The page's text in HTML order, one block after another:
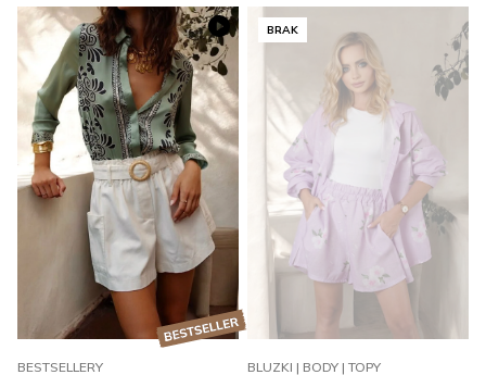
BESTSELLERY
BRAK
BLUZKI | BODY | TOPY